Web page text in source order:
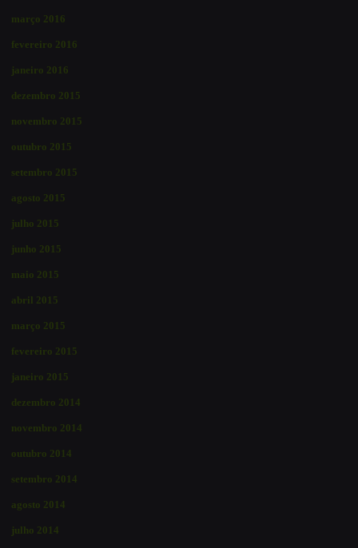
março 2016
fevereiro 2016
janeiro 2016
dezembro 2015
novembro 2015
outubro 2015
setembro 2015
agosto 2015
julho 2015
junho 2015
maio 2015
abril 2015
março 2015
fevereiro 2015
janeiro 2015
dezembro 2014
novembro 2014
outubro 2014
setembro 2014
agosto 2014
julho 2014